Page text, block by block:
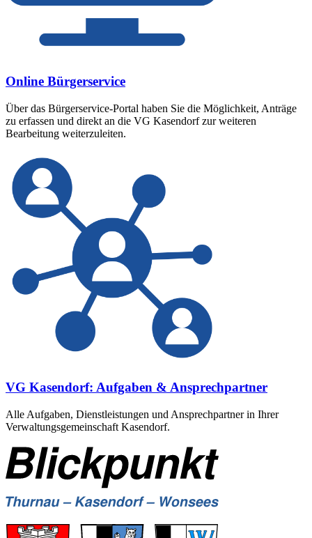
Online Bürgerservice
Über das Bürgerservice-Portal haben Sie die Möglichkeit, Anträge
zu erfassen und direkt an die VG Kasendorf zur weiteren
Bearbeitung weiterzuleiten.
VG Kasendorf: Aufgaben & Ansprechpartner
Alle Aufgaben, Dienstleistungen und Ansprechpartner in Ihrer
Verwaltungsgemeinschaft Kasendorf.